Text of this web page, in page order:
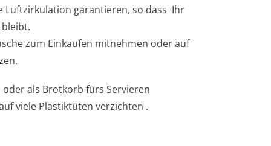
Luftzirkulation garantieren, so dass Ihr
zum Einkaufen mitnehmen oder auf
als Brotkorb fürs Servieren
viele Plastiktüten verzichten .